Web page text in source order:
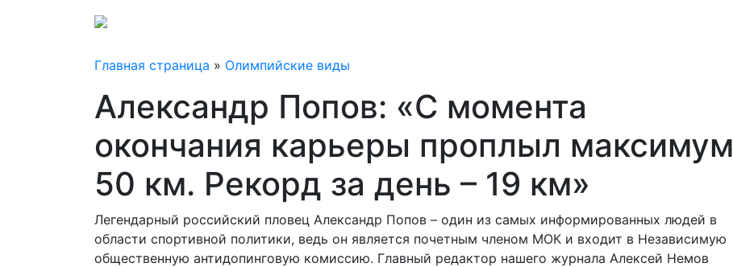
Главная страница » Олимпийские виды
Александр Попов: «С момента
окончания карьеры проплыл максимум
50 км. Рекорд за день – 19 км»
Легендарный российский пловец Александр Попов – один из самых информированных людей в
области спортивной политики, ведь он является почетным членом МОК и входит в Независимую
общественную антидопинговую комиссию. Главный редактор нашего журнала Алексей Немов